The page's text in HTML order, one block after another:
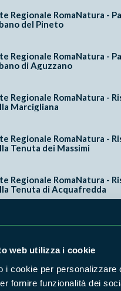
web utilizza i cookie
i cookie per personalizzare
fornire funzionalità dei
Regionale RomaNatura -
del Pineto
Regionale RomaNatura -
di Aguzzano
Regionale RomaNatura -
Marcigliana
Regionale RomaNatura -
Tenuta dei Massimi
Regionale RomaNatura -
Tenuta di Acquafredda